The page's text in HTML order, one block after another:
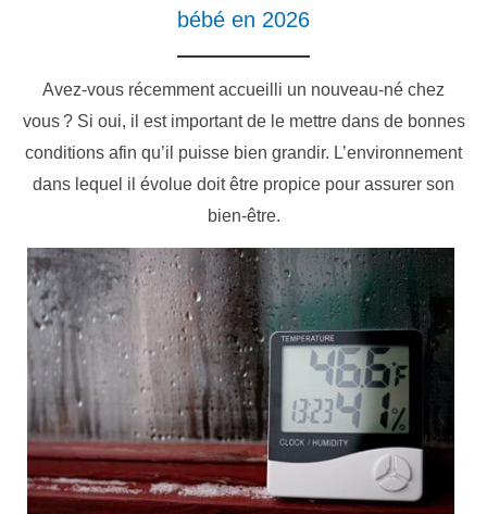
bébé en 2026
Avez-vous récemment accueilli un nouveau-né chez
vous ? Si oui, il est important de le mettre dans de bonnes
conditions afin qu’il puisse bien grandir. L’environnement
dans lequel il évolue doit être propice pour assurer son
bien-être.